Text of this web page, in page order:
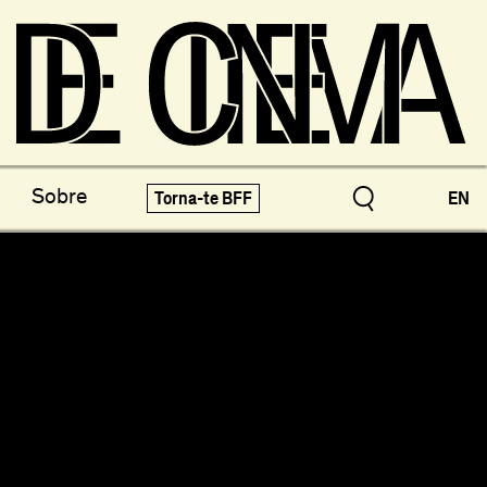
Sobre Torna-te BFF EN
do Arquivo
X-Novo
Festivais e Mostras